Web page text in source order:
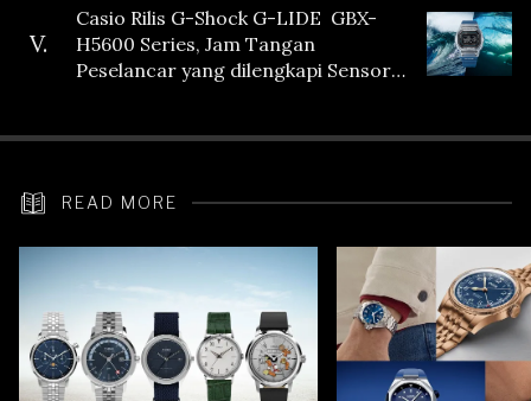
V.
Casio Rilis G-Shock G-LIDE GBX-
H5600 Series, Jam Tangan
Peselancar yang dilengkapi Sensor
READ MORE